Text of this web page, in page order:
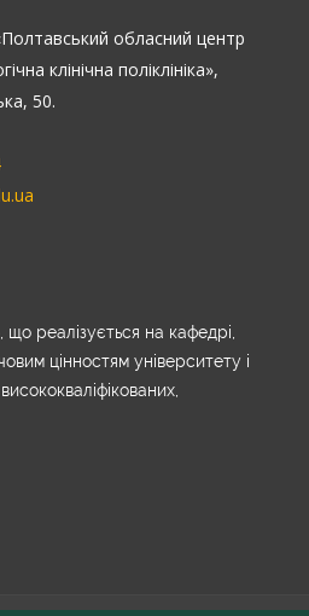
обласний центр
клінічна поліклініка»,
50.
реалізується на кафедрі,
цінностям університету і